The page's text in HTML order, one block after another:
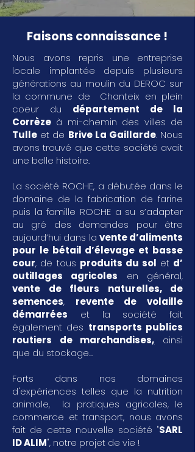
Faisons connaissance !
Nous avons repris une entreprise
locale implantée depuis plusieurs
générations au moulin du DEROC sur
la commune de Chanteix en plein
coeur du département de la
Corrèze à mi-chemin des villes de
Tulle et de Brive La Gaillarde. Nous
avons trouvé que cette société avait
une belle histoire.
La société ROCHE, a débutée dans le
domaine de la fabrication de farine
puis la famille ROCHE a su s’adapter
au gré des demandes pour être
aujourd’hui dans la vente d’aliments
pour le bétail d’élevage et basse
cour, de tous produits du sol et d’
outillages agricoles en général,
vente de fleurs naturelles, de
semences, revente de volaille
démarrées et la société fait
également des transports publics
routiers de marchandises, ainsi
que du stockage...
Forts dans nos domaines
d'expériences telles que la nutrition
animale, la pratiques agricoles, le
commerce et transport, nous avons
fait de cette nouvelle société "SARL
ID ALIM", notre projet de vie !